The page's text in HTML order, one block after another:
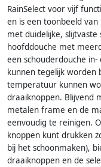
RainSelect voor vijf
en is een toonbeeld
met duidelijke,
hoofddouche met
een schouderdouche in-
kunnen tegelijk worden
temperatuur kunnen
draaiknoppen. Blijvend
metalen frame en de
eenvoudig te reinigen.
knoppen kunt drukken
bij het schoonmaken),
draaiknoppen en de